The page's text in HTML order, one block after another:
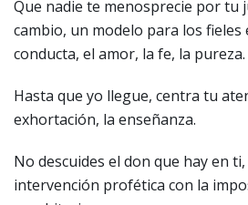
Que nadie te menosprecie por tu
cambio, un modelo para los fieles
conducta, el amor, la fe, la pureza.
Hasta que yo llegue, centra tu
exhortación, la enseñanza.
No descuides el don que hay en
intervención profética con la